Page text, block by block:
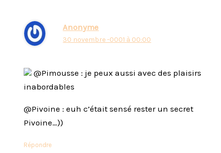
Anonyme
30 novembre -0001 à 00:00
@Pimousse : je peux aussi avec des plaisirs
inabordables
@Pivoine : euh c’était sensé rester un secret
Pivoine…))
Répondre